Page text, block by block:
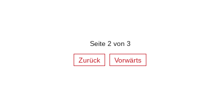
Seite 2 von 3
Zurück Vorwärts